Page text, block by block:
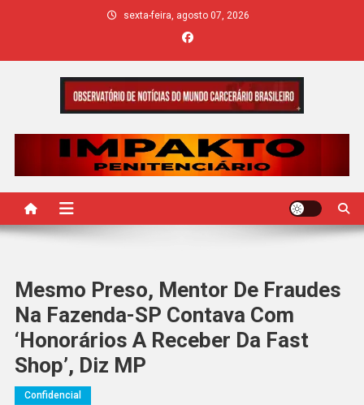
sexta-feira, agosto 07, 2026
IMPAKTO
Mesmo Preso, Mentor De Fraudes
Na Fazenda-SP Contava Com
‘honorários A Receber Da Fast
Shop’, Diz MP
Confidencial